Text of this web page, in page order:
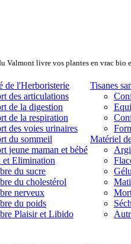
Valmont livre vos plantes en vrac
de l'Herboristerie
des articulations
de la digestion
de la respiration
des voies urinaires
du sommeil
jeune maman et bébé
et Elimination
du sucre
du cholestérol
nerveux
du poids
Plaisir et Libido
Tisanes
Matériel